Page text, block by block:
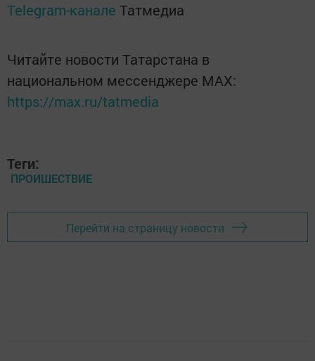
Telegram-канале Татмедиа
Читайте новости Татарстана в
национальном мессенджере MАХ:
https://max.ru/tatmedia
Теги:
ПРОИШЕСТВИЕ
Перейти на страницу новости